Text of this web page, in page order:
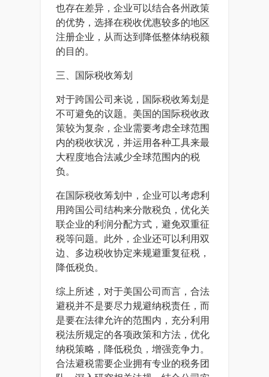
也存在差异，企业可以结合各州政策
的优势，选择在税收优惠较多的地区
注册企业，从而达到降低整体纳税额
的目的。
三、国际税收筹划
对于跨国公司来说，国际税收筹划是
不可避免的议题。美国的国际税收政
策较为复杂，企业需要考虑全球范围
内的税收状况，并运用各种工具来最
大程度地合法减少全球范围内的税
负。
在国际税收筹划中，企业可以考虑利
用跨国公司结构来分散税负，优化关
联企业的利润分配方式，避免双重征
税等问题。此外，企业还可以利用双
边、多边税收协定来规避重复征税，
降低税负。
综上所述，对于美国公司而言，合法
避税并不是要尽力规避纳税责任，而
是要在法律允许的范围内，充分利用
税法所规定的各项政策和方法，优化
纳税策略，降低税负，增强竞争力。
合法避税需要企业拥有专业的税务团